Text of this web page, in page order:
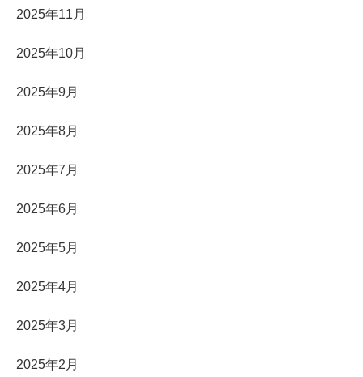
2025年11月
2025年10月
2025年9月
2025年8月
2025年7月
2025年6月
2025年5月
2025年4月
2025年3月
2025年2月